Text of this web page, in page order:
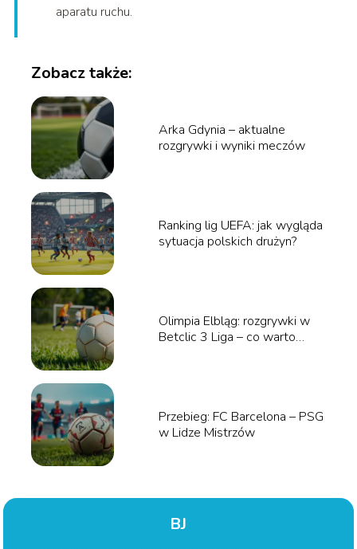
aparatu ruchu.
Zobacz także:
Arka Gdynia – aktualne
rozgrywki i wyniki meczów
Ranking lig UEFA: jak wygląda
sytuacja polskich drużyn?
Olimpia Elbląg: rozgrywki w
Betclic 3 Liga – co warto
Przebieg: FC Barcelona – PSG
w Lidze Mistrzów
BJ